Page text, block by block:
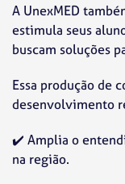
A UnexMED
estimula seus
buscam soluções
Essa produção de
desenvolvimento
✔️ Amplia o
na região.